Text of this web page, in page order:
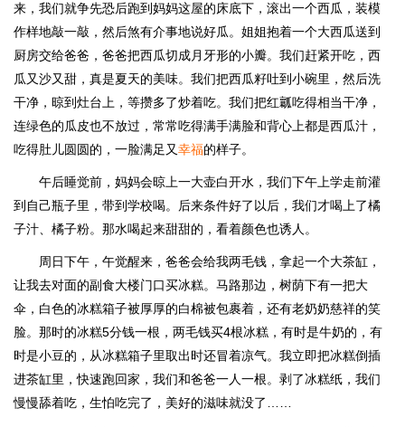
来，我们就争先恐后跑到妈妈这屋的床底下，滚出一个西瓜，装模
作样地敲一敲，然后煞有介事地说好瓜。姐姐抱着一个大西瓜送到
厨房交给爸爸，爸爸把西瓜切成月牙形的小瓣。我们赶紧开吃，西
瓜又沙又甜，真是夏天的美味。我们把西瓜籽吐到小碗里，然后洗
干净，晾到灶台上，等攒多了炒着吃。我们把红瓤吃得相当干净，
连绿色的瓜皮也不放过，常常吃得满手满脸和背心上都是西瓜汁，
吃得肚儿圆圆的，一脸满足又幸福的样子。
午后睡觉前，妈妈会晾上一大壶白开水，我们下午上学走前灌
到自己瓶子里，带到学校喝。后来条件好了以后，我们才喝上了橘
子汁、橘子粉。那水喝起来甜甜的，看着颜色也诱人。
周日下午，午觉醒来，爸爸会给我两毛钱，拿起一个大茶缸，
让我去对面的副食大楼门口买冰糕。马路那边，树荫下有一把大
伞，白色的冰糕箱子被厚厚的白棉被包裹着，还有老奶奶慈祥的笑
脸。那时的冰糕5分钱一根，两毛钱买4根冰糕，有时是牛奶的，有
时是小豆的，从冰糕箱子里取出时还冒着凉气。我立即把冰糕倒插
进茶缸里，快速跑回家，我们和爸爸一人一根。剥了冰糕纸，我们
慢慢舔着吃，生怕吃完了，美好的滋味就没了……